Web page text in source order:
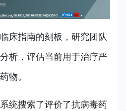
床指南的刻板，研究团队
析，评估当前用于治疗严
物。
统搜索了评价了抗病毒药